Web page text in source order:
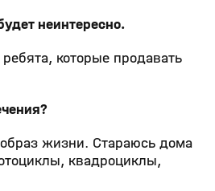
неинтересно.
которые продавать
жизни. Стараюсь дома
квадроциклы,